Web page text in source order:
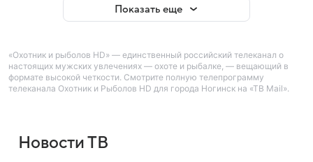
Показать еще
«Охотник и рыболов HD» — единственный российский телеканал о
настоящих мужских увлечениях — охоте и рыбалке, — вещающий в
формате высокой четкости. Смотрите полную телепрограмму
телеканала Охотник и Рыболов HD для города Ногинск на «ТВ Mail».
Новости ТВ